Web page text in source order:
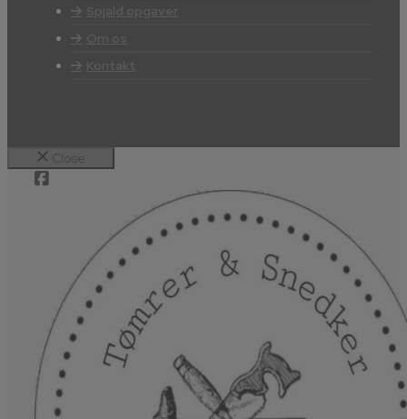
Spjald opgaver
Om os
Kontakt